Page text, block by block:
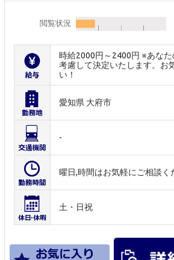
閲覧状況
時給2000円～2400円 ※あな
考慮して決定いたします。お
い！
愛知県 大府市
-
曜日,時間はお気軽にご相談く
土・日祝